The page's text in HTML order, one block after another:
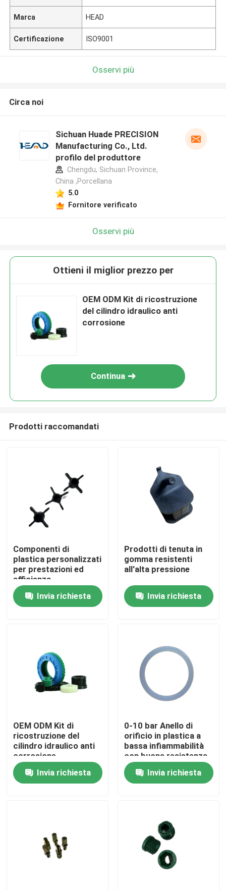
Casa
Chi siamo
Fatory Tour
Controllo di qualità
Contattaci
Guarnizione rotatoria
Marca HEAD
Certificazione ISO9001
Osservi più
Circa noi
Sichuan Huade PRECISION
Manufacturing Co., Ltd.
profilo del produttore
Chengdu, Sichuan Province,
China ,Porcellana
5.0
Fornitore verificato
Osservi più
Ottieni il miglior prezzo per
OEM ODM Kit di ricostruzione
del cilindro idraulico anti
corrosione
Continua
Prodotti raccomandati
Componenti di
plastica personalizzati
per prestazioni ed
efficienza
Invia richiesta
Prodotti di tenuta in
gomma resistenti
all'alta pressione
Invia richiesta
OEM ODM Kit di
ricostruzione del
cilindro idraulico anti
corrosione
Invia richiesta
0-10 bar Anello di
orificio in plastica a
bassa infiammabilità
con buona resistenza
all'abrasione
Invia richiesta